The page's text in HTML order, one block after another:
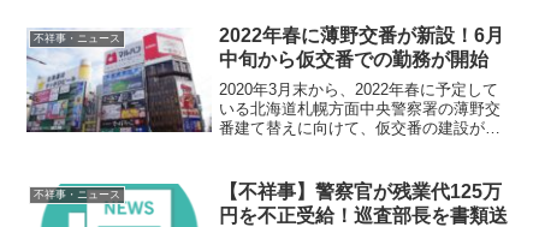
不祥事・ニュース
2022年春に薄野交番が新設！6月
中旬から仮交番での勤務が開始
2020年3月末から、2022年春に予定して
いる北海道札幌方面中央警察署の薄野交
番建て替えに向けて、仮交番の建設が進
警察署の薄野交番建て替えに向けて、仮
交番の建...
不祥事・ニュース
【不祥事】警察官が残業代125万
円を不正受給！巡査部長を書類送